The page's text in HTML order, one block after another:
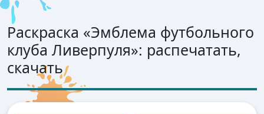
Раскраска «Эмблема футбольного
клуба Ливерпуля»: распечатать,
скачать